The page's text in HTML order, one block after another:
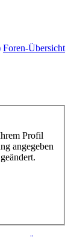
Foren-Übersicht
Profil
angegeben